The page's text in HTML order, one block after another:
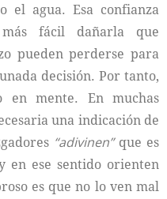
el agua. Esa confianza
fácil dañarla que
pueden perderse para
decisión. Por tanto,
en mente. En muchas
una indicación de
“adivinen”que es
en ese sentido orienten
es que no lo ven mal